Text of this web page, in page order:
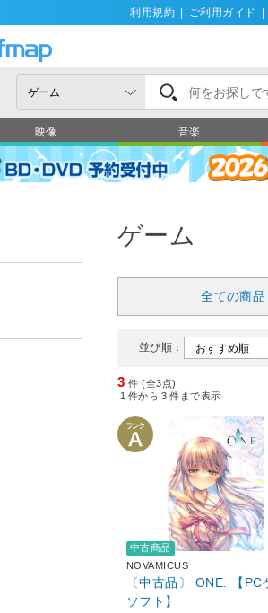
利用規約 ご利用ガイド
映像 音楽
ゲーム
全ての商品
並び順：
3 件 (全3点)
1 件から 3 件まで表示
中古商品
NOVAMICUS
〔中古品〕 ONE. 【PC
ソフト】